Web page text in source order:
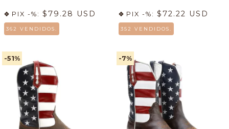
PIX -%: $79.28 USD
362 VENDIDOS.
PIX -%: $72.22 USD
352 VENDIDOS.
-51% -7%